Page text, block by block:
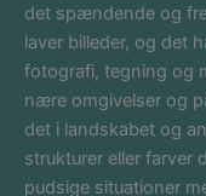
det spændende og
laver billeder, og det
fotografi, tegning og
nære omgivelser og
det i landskabet og
strukturer eller farver
pudsige situationer